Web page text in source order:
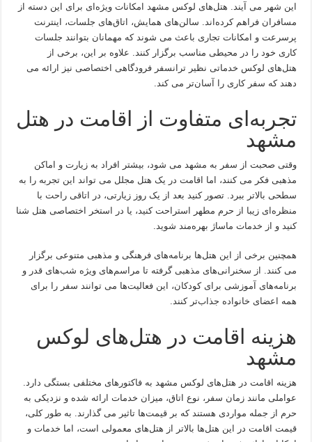
این شهر می آیند. هتل‌های لوکس مشهد امکانات ویژه‌ای برای این دسته از
مسافران فراهم کرده‌اند. سالن‌های همایش، اتاق‌های جلسات، اینترنت
پرسرعت و امکانات تجاری باعث می شوند که مهمانان بتوانند جلسات
کاری خود را در محیطی مناسب برگزار کنند. علاوه بر این، برخی از
هتل‌های لوکس خدماتی نظیر ترانسفر فرودگاهی اختصاصی نیز ارائه می
دهند که سفر کاری را آسان‌تر می کند.
تجربه‌ای متفاوت از اقامت در هتل
مشهد
وقتی صحبت از سفر به مشهد می شود، بیشتر افراد به زیارت و اماکن
مذهبی فکر می کنند، اما اقامت در یک هتل مجلل می تواند این تجربه را به
سطحی بالاتر ببرد. تصور کنید بعد از یک روز زیارتی، در اتاقی راحت با
منظره‌ای زیبا از حرم مطهر استراحت کنید، یا در استخر اختصاصی هتل شنا
کنید و از خدمات ماساژ بهره‌مند شوید.
همچنین برخی از این هتل‌ها برنامه‌های فرهنگی و مذهبی متنوعی برگزار
می کنند. از سخنرانی‌های مذهبی گرفته تا مراسم‌های ویژه شب‌های قدر و
برنامه‌های آموزشی برای کودکان، این فعالیت‌ها می توانند سفر را برای
همه اعضای خانواده جذاب‌تر کنند.
هزینه اقامت در هتل‌های لوکس
مشهد
هزینه اقامت در هتل‌های لوکس مشهد به فاکتورهای مختلفی بستگی دارد.
عواملی مانند زمان سفر، نوع اتاق، میزان خدمات ارائه شده و نزدیکی به
حرم از جمله مواردی هستند که بر قیمت‌ها تاثیر می گذارند. به طور کلی،
قیمت اقامت در این هتل‌ها بالاتر از هتل‌های معمولی است، اما خدمات و